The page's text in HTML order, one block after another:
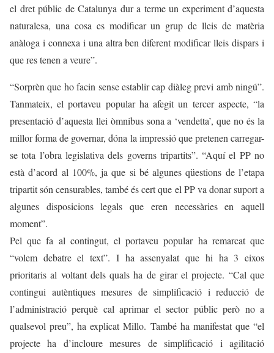
el dret públic de Catalunya dur a terme un experiment d’aquesta
naturalesa, una cosa es modificar un grup de lleis de matèria
anàloga i connexa i una altra ben diferent modificar lleis dispars i
que res tenen a veure”.
“Sorprèn que ho facin sense establir cap diàleg previ amb ningú”.
Tanmateix, el portaveu popular ha afegit un tercer aspecte, “la
presentació d’aquesta llei òmnibus sona a ‘vendetta’, que no és la
millor forma de governar, dóna la impressió que pretenen carregar-
se tota l’obra legislativa dels governs tripartits”. “Aquí el PP no
està d’acord al 100%, ja que si bé algunes qüestions de l’etapa
tripartit són censurables, també és cert que el PP va donar suport a
algunes disposicions legals que eren necessàries en aquell
moment”.
Pel que fa al contingut, el portaveu popular ha remarcat que
“volem debatre el text”. I ha assenyalat que hi ha 3 eixos
prioritaris al voltant dels quals ha de girar el projecte. “Cal que
contingui autèntiques mesures de simplificació i reducció de
l’administració perquè cal aprimar el sector públic però no a
qualsevol preu”, ha explicat Millo. També ha manifestat que “el
projecte ha d’incloure mesures de simplificació i agilitació